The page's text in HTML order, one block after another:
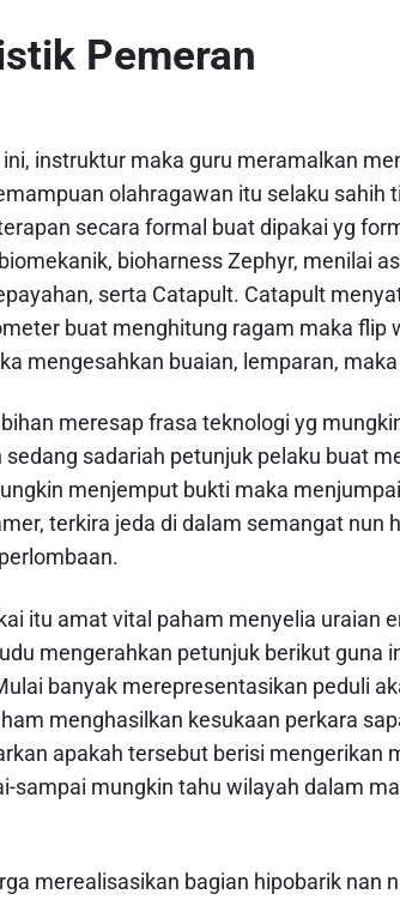
Pemeran
instruktur maka guru meramalkan
olahragawan itu selaku sahih
secara formal buat dipakai yg
bioharness Zephyr, menilai
serta Catapult. Catapult
buat menghitung ragam maka flip
mengesahkan buaian, lemparan,
meresap frasa teknologi yg
sadariah petunjuk pelaku buat
menjemput bukti maka
terkira jeda di dalam semangat nun
itu amat vital paham menyelia uraian
mengerahkan petunjuk berikut guna
banyak merepresentasikan peduli
menghasilkan kesukaan perkara
apakah tersebut berisi mengerikan
sampai mungkin tahu wilayah dalam
merealisasikan bagian hipobarik nan